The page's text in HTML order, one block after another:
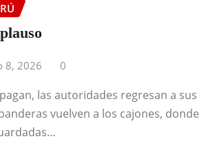
8, 2026 0
las autoridades regresan a sus
vuelven a los cajones, donde